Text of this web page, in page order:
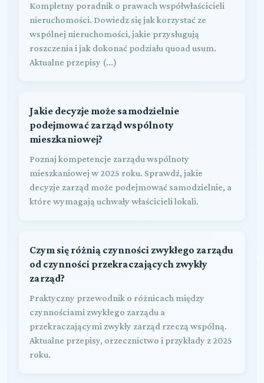
Kompletny poradnik o prawach współwłaścicieli
nieruchomości. Dowiedz się jak korzystać ze
wspólnej nieruchomości, jakie przysługują
roszczenia i jak dokonać podziału quoad usum.
Aktualne przepisy (...)
Jakie decyzje może samodzielnie
podejmować zarząd wspólnoty
mieszkaniowej?
Poznaj kompetencje zarządu wspólnoty
mieszkaniowej w 2025 roku. Sprawdź, jakie
decyzje zarząd może podejmować samodzielnie, a
które wymagają uchwały właścicieli lokali.
Czym się różnią czynności zwykłego zarządu
od czynności przekraczających zwykły
zarząd?
Praktyczny przewodnik o różnicach między
czynnościami zwykłego zarządu a
przekraczającymi zwykły zarząd rzeczą wspólną.
Aktualne przepisy, orzecznictwo i przykłady z 2025
roku.